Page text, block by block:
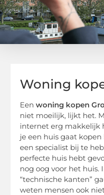
Woning
Eenwoning kopen
niet moeilijk, lijkt het.
internet erg makkelijk
je een huis gaat
een specialist bij te
perfecte huis hebt
nog oog voor het huis.
“technische kanten”
weten mensen ook